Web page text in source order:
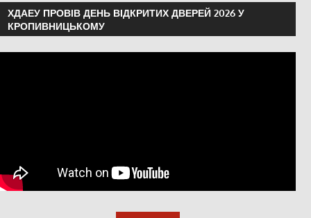
ХДАЕУ ПРОВІВ ДЕНЬ ВІДКРИТИХ ДВЕРЕЙ 2026 У
КРОПИВНИЦЬКОМУ